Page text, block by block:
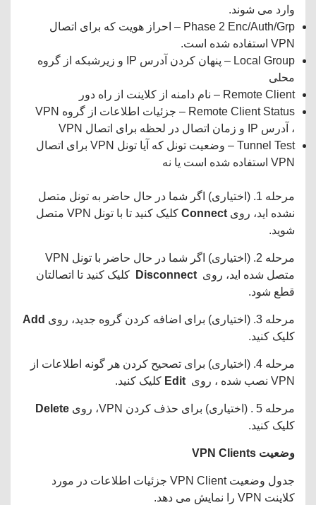
وارد می شوند.
Phase 2 Enc/Auth/Grp – احراز هویت که برای اتصال
VPN استفاده شده است.
Local Group – پنهان کردن آدرس IP و زیرشبکه از گروه
محلی
Remote Client – نام دامنه از کلاینت از راه دور
Remote Client Status – جزئیات اطلاعات از گروه VPN
، آدرس IP و زمان اتصال در لحظه برای اتصال VPN
Tunnel Test – وضعیت تونل که آیا تونل VPN برای اتصال
VPN استفاده شده است یا نه
مرحله 1. (اختیاری) اگر شما در حال حاضر به تونل متصل
نشده اید، روی Connect
کلیک کنید تا با تونل VPN متصل
شوید.
مرحله 2. (اختیاری) اگر شما در حال حاضر با تونل VPN
متصل شده اید، روی Disconnect
کلیک کنید تا اتصالتان
قطع شود.
مرحله 3. (اختیاری) برای اضافه کردن گروه جدید، روی
Add
کلیک کنید.
مرحله 4. (اختیاری) برای تصحیح کردن هر گونه اطلاعات از
VPN نصب شده ، روی
Edit کلیک کنید.
مرحله 5 . (اختیاری) برای حذف کردن VPN، روی
Delete
کلیک کنید.
وضعیت VPN Clients
جدول وضعیت VPN Client جزئیات اطلاعات در مورد
کلاینت VPN را نمایش می دهد.